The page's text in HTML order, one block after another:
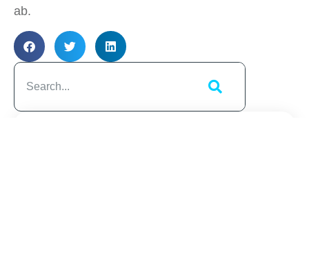
ab.